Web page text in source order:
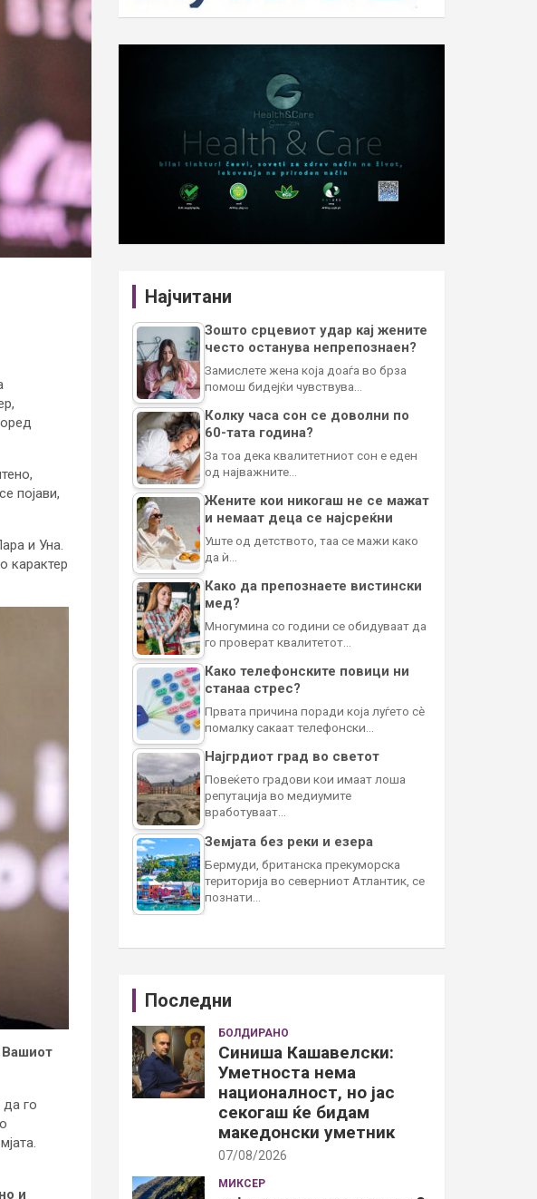
појави,
и Уна.
карактер
Вашиот
го
и
Најчитани
Зошто срцевиот удар кај жените
често останува непрепознаен?
Замислете жена која доаѓа во брза
помош бидејќи чувствува…
Колку часа сон се доволни по
60-тата година?
За тоа дека квалитетниот сон е еден
од најважните…
Жените кои никогаш не се мажат
и немаат деца се најсреќни
Уште од детството, таа се мажи како
да ѝ…
Како да препознаете вистински
мед?
Многумина со години се обидуваат да
го проверат квалитетот…
Како телефонските повици ни
станаа стрес?
Првата причина поради која луѓето сè
помалку сакаат телефонски…
Најгрдиот град во светот
Повеќето градови кои имаат лоша
репутација во медиумите
вработуваат…
Земјата без реки и езера
Бермуди, британска прекуморска
територија во северниот Атлантик, се
познати…
Последни
БОЛДИРАНО
Синиша Кашавелски:
Уметноста нема
националност, но јас
секогаш ќе бидам
македонски уметник
07/08/2026
МИКСЕР